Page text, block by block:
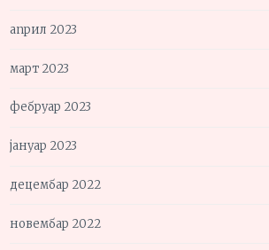
април 2023
март 2023
фебруар 2023
јануар 2023
децембар 2022
новембар 2022